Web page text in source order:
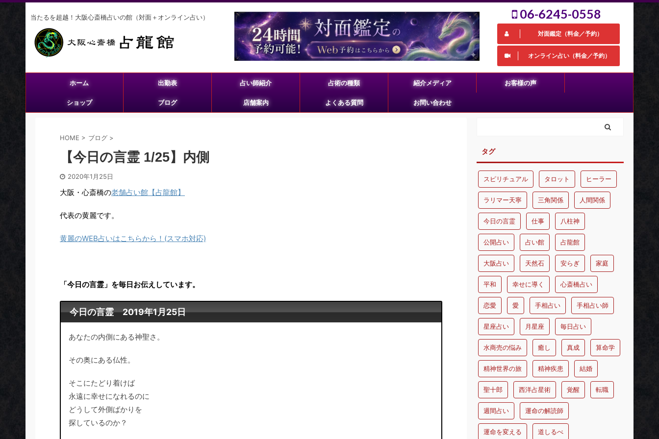
当たるを超越！大阪心斎橋占いの館（対面＋オンライン占い） 06-6245-0558
対面鑑定（料金／予約）
オンライン占い（料金／予約）
ホーム 出勤表 占い師紹介 占術の種類 紹介メディア お客様の声
ショップ ブログ 店舗案内 よくある質問 お問い合わせ
HOME > ブログ >
【今日の言霊 1/25】内側
2020年1月25日
大阪・心斎橋の老舗占い館【占龍館】
代表の黄麗です。
黄麗のWEB占いはこちらから！(スマホ対応)
「今日の言霊」を毎日お伝えしています。
今日の言霊 2019年1月25日
あなたの内側にある神聖さ。
その奥にある仏性。
そこにたどり着けば
永遠に幸せになれるのに
どうして外側ばかりを
探しているのか？
タグ
スピリチュアル タロット ヒーラー
ラリマー天寧 三角関係 人間関係
今日の言霊 仕事 八柱神
公開占い 占い館 占龍館
大阪占い 天然石 安らぎ 家庭
平和 幸せに導く 心斎橋占い
恋愛 愛 手相占い 手相占い師
星座占い 月星座 毎日占い
水商売の悩み 癒し 真成 算命学
精神世界の旅 精神疾患 結婚
聖十郎 西洋占星術 覚醒 転職
週間占い 運命の解読師
運命を変える 道しるべ